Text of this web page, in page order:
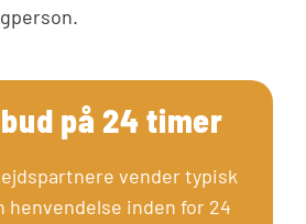
på 24 timer
vender typisk
henvendelse inden for 24